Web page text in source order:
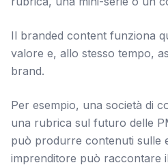
Il branded content funziona
valore e, allo stesso tempo,
brand.
Per esempio, una società di
una rubrica sul futuro delle
può produrre contenuti sulle
imprenditore può raccontare